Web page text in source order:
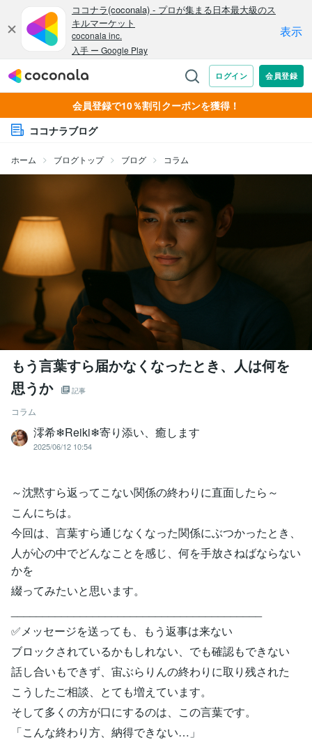
会員登録で10％割引クーポンを獲得！
ココナラブログ
ホーム ブログトップ ブログ コラム
もう言葉すら届かなくなったとき、人は何を
思うか
記事
コラム
澪希❄Reiki❄寄り添い、癒します
2025/06/12 10:54
～沈黙すら返ってこない関係の終わりに直面したら～
こんにちは。
今回は、言葉すら通じなくなった関係にぶつかったとき、
人が心の中でどんなことを感じ、何を手放さねばならない
かを
綴ってみたいと思います。
✅メッセージを送っても、もう返事は来ない
ブロックされているかもしれない、でも確認もできない
話し合いもできず、宙ぶらりんの終わりに取り残された
こうしたご相談、とても増えています。
そして多くの方が口にするのは、この言葉です。
「こんな終わり方、納得できない…」